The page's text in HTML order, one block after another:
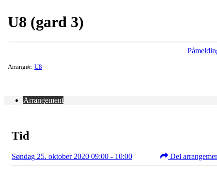
U8 (gard 3)
Arrangør: U8
Arrangement
Tid
Søndag 25. oktober 2020 09:00 - 10:00 Del